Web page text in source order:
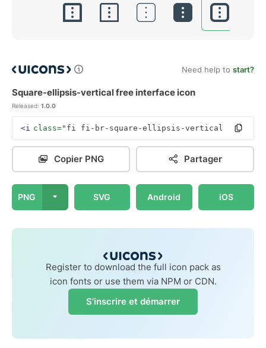
Need help to start?
Square-ellipsis-vertical free interface icon
Released: 1.0.0
<i class="fi fi-br-square-ellipsis-vertical" ></i>
Copier PNG Partager
PNG SVG Android iOS
Register to download the full icon pack as
icon fonts or use them via NPM or CDN.
S'inscrire et démarrer